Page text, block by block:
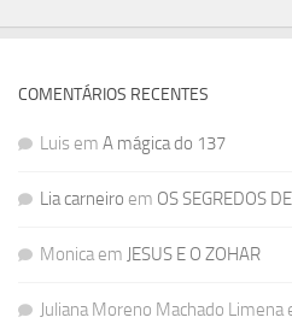
COMENTÁRIOS RECENTES
Luis em A mágica do 137
Lia carneiro em OS SEGREDOS
Monicaem JESUS E O ZOHAR
Juliana Moreno Machado Limena